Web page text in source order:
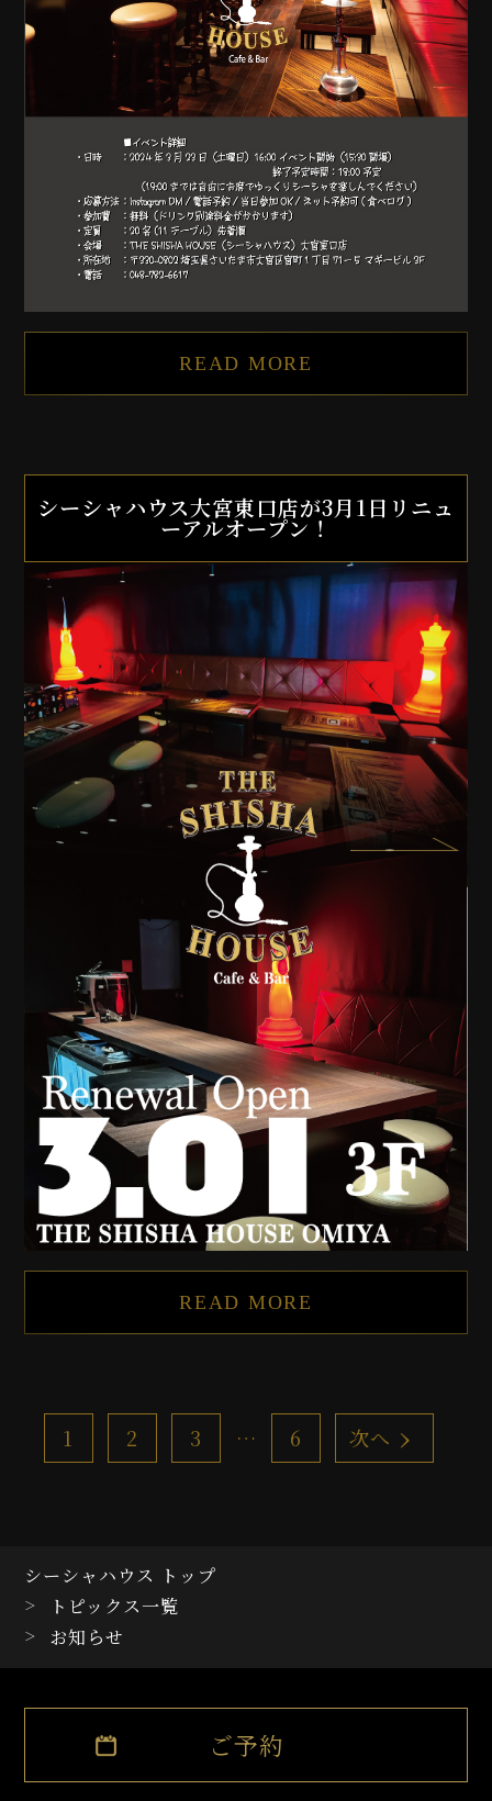
READ MORE
シーシャハウス大宮東口店が3月1日リニュ
ーアルオープン！
READ MORE
1 2 3 … 6 次へ ›
シーシャハウス トップ
トピックス一覧
お知らせ
ご予約